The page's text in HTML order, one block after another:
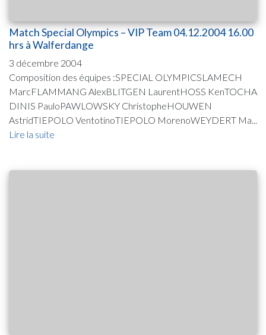
Match Special Olympics – VIP Team 04.12.2004 16.00
hrs à Walferdange
3 décembre 2004
Composition des équipes :SPECIAL OLYMPICSLAMECH
MarcFLAMMANG AlexBLITGEN LaurentHOSS KenTOCHA
DINIS PauloPAWLOWSKY ChristopheHOUWEN
AstridTIEPOLO VentotinoTIEPOLO MorenoWEYDERT Ma...
Lire la suite